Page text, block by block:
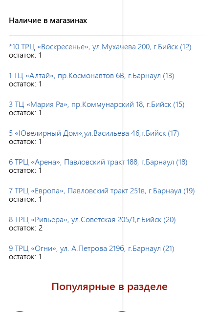
Наличие в магазинах
*10 ТРЦ «Воскресенье», ул.Мухачева 200, г.Бийск (12)
остаток: 1
1 ТЦ «Алтай», пр.Космонавтов 6В, г.Барнаул (13)
остаток: 1
3 ТЦ «Мария Ра», пр.Коммунарский 18, г.Бийск (15)
остаток: 1
5 «Ювелирный Дом»,ул.Васильева 46,г.Бийск (17)
остаток: 1
6 ТРЦ «Арена», Павловский тракт 188, г.Барнаул (18)
остаток: 1
7 ТРЦ «Европа», Павловский тракт 251в, г.Барнаул (19)
остаток: 1
8 ТРЦ «Ривьера», ул.Советская 205/1,г.Бийск (20)
остаток: 2
9 ТРЦ «Огни», ул. А.Петрова 219б, г.Барнаул (21)
остаток: 1
Популярные в разделе